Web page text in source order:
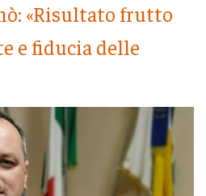
«Risultato frutto
e fiducia delle